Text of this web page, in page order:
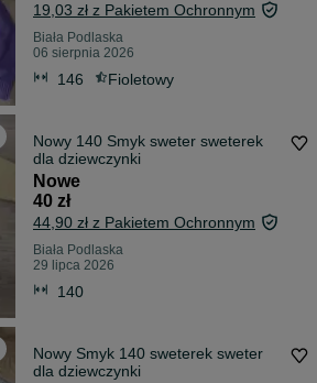
19,03 zł z Pakietem Ochronnym
Biała Podlaska
06 sierpnia 2026
146 Fioletowy
Nowy 140 Smyk sweter sweterek
dla dziewczynki
Nowe
40 zł
44,90 zł z Pakietem Ochronnym
Biała Podlaska
29 lipca 2026
140
Nowy Smyk 140 sweterek sweter
dla dziewczynki